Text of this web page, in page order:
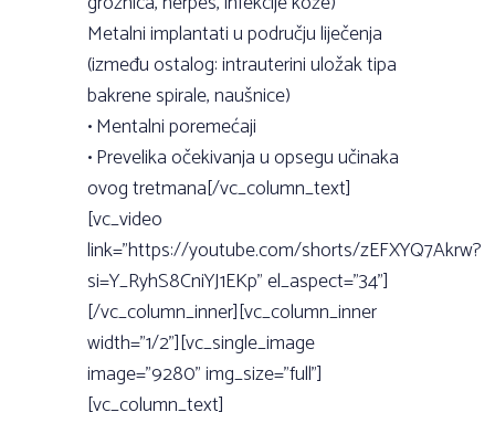
Metalni implantati u području liječenja
(između ostalog: intrauterini uložak tipa
bakrene spirale, naušnice)
• Mentalni poremećaji
• Prevelika očekivanja u opsegu učinaka
ovog tretmana[/vc_column_text]
[vc_video
link=”https://youtube.com/shorts/zEFXYQ7Akrw?
si=Y_RyhS8CniYJ1EKp” el_aspect=”34”]
[/vc_column_inner][vc_column_inner
width=”1/2”][vc_single_image
image=”9280” img_size=”full”]
[vc_column_text]